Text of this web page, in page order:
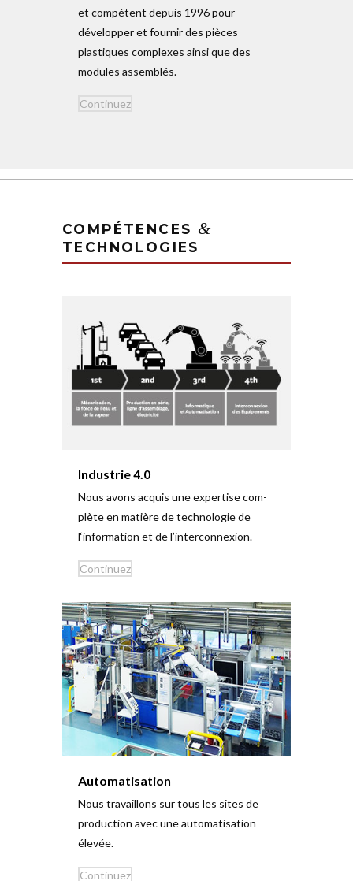
et com­pétent depuis 1996 pour
déve­lopper et fournir des pièces
plas­tiques com­plexes ainsi que des
modules assemblés.
Con­tinuez
COMPÉTENCES &
TECHNOLOGIES
Industrie 4.0
Nous avons acquis une expertise com­
plète en matière de tech­no­logie de
l‘information et de l’interconnexion.
Con­tinuez
Auto­ma­tis­ation
Nous tra­vaillons sur tous les sites de
pro­duction avec une auto­ma­tis­ation
élevée.
Con­tinuez